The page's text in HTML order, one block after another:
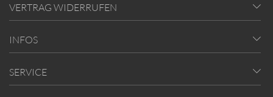
VERTRAG WIDERRUFEN
INFOS
SERVICE